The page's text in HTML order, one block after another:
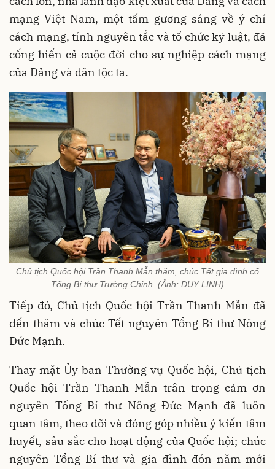
mạng Việt Nam, một tấm gương sáng về ý chí
cách mạng, tính nguyên tắc và tổ chức kỷ luật, đã
cống hiến cả cuộc đời cho sự nghiệp cách mạng
của Đảng và dân tộc ta.
Chủ tịch Quốc hội Trần Thanh Mẫn thăm, chúc Tết gia đình cố
Tổng Bí thư Trường Chinh. (Ảnh: DUY LINH)
Tiếp đó, Chủ tịch Quốc hội Trần Thanh Mẫn đã
đến thăm và chúc Tết nguyên Tổng Bí thư Nông
Đức Mạnh.
Thay mặt Ủy ban Thường vụ Quốc hội, Chủ tịch
Quốc hội Trần Thanh Mẫn trân trọng cảm ơn
nguyên Tổng Bí thư Nông Đức Mạnh đã luôn
quan tâm, theo dõi và đóng góp nhiều ý kiến tâm
huyết, sâu sắc cho hoạt động của Quốc hội; chúc
nguyên Tổng Bí thư và gia đình đón năm mới